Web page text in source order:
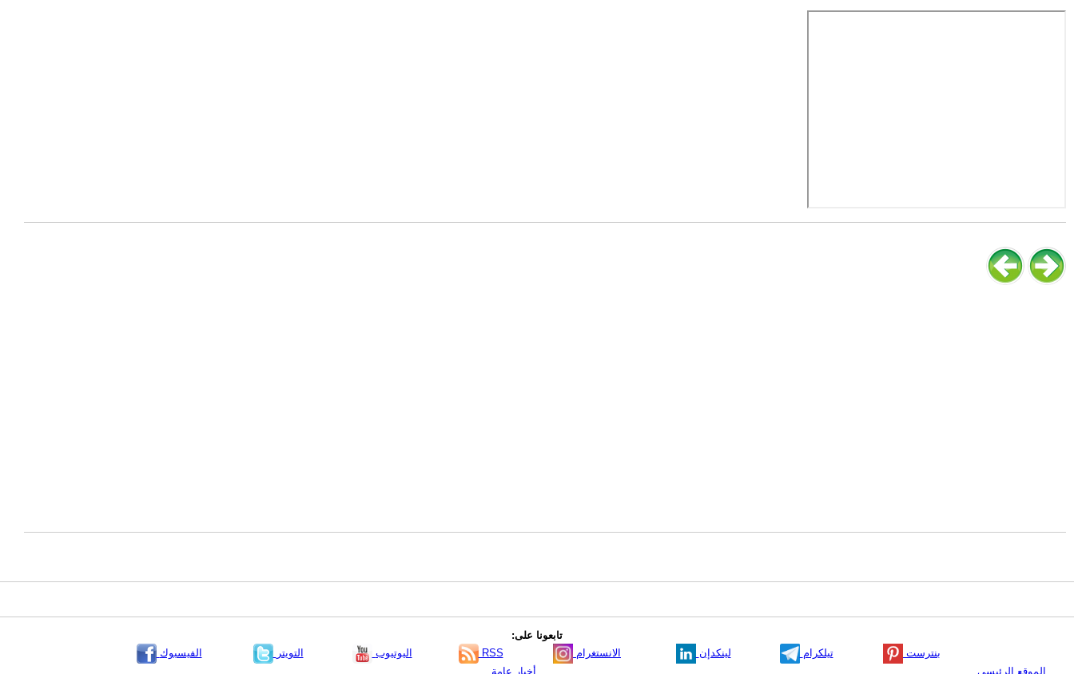
تابعونا على:
الفيسبوك
التويتر اليوتيوب RSS الانستغرام لينكدإن تيلكرام
بنترست
الموقع الرئيسي
أخبار عامة